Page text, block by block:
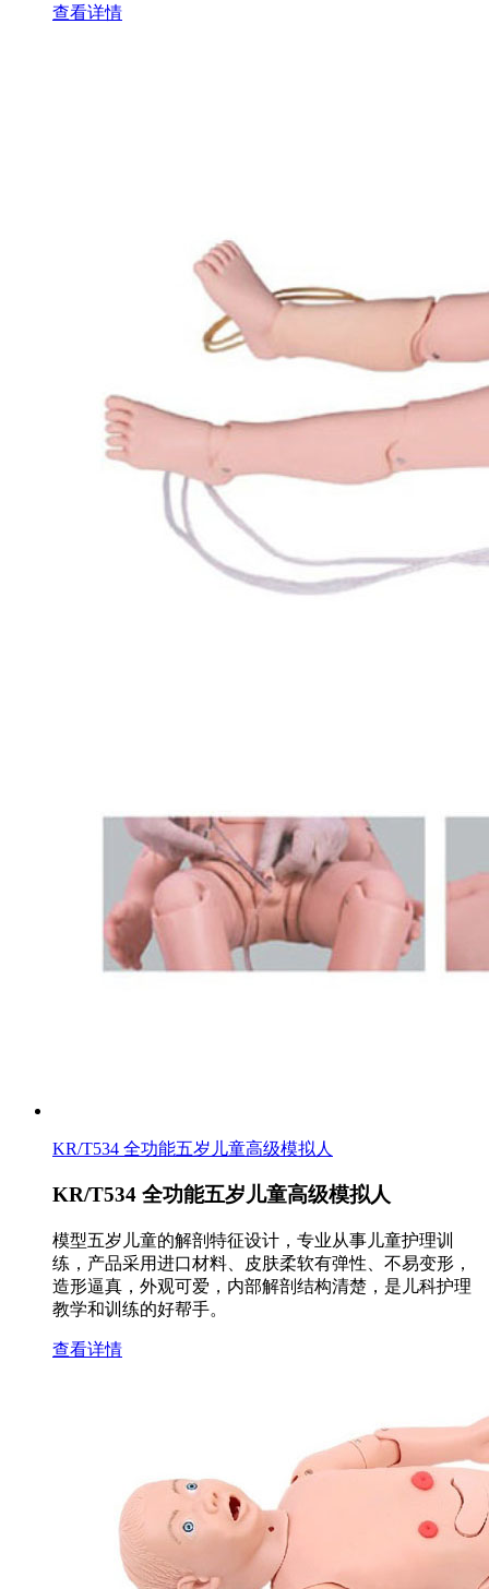
查看详情
KR/T534 全功能五岁儿童高级模拟人
KR/T534 全功能五岁儿童高级模拟人
模型五岁儿童的解剖特征设计，专业从事儿童护理训
练，产品采用进口材料、皮肤柔软有弹性、不易变形，
造形逼真，外观可爱，内部解剖结构清楚，是儿科护理
教学和训练的好帮手。
查看详情